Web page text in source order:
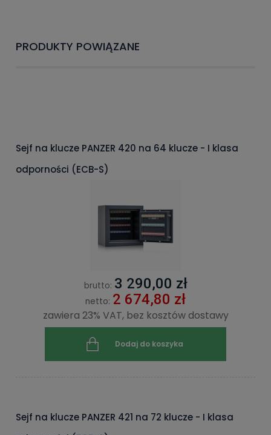
PRODUKTY POWIĄZANE
Sejf na klucze PANZER 420 na 64 klucze - I klasa
odporności (ECB-S)
brutto: 3 290,00 zł
netto: 2 674,80 zł
zawiera 23% VAT, bez kosztów dostawy
Dodaj do koszyka
Sejf na klucze PANZER 421 na 72 klucze - I klasa